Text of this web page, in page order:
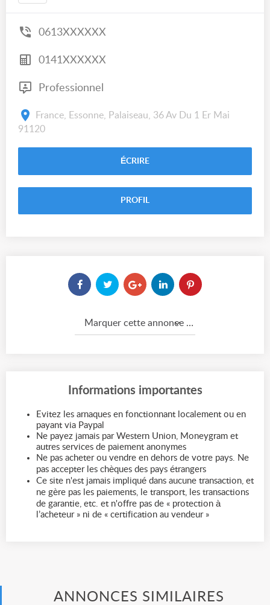
0613XXXXXX
0141XXXXXX
Professionnel
France, Essonne, Palaiseau, 36 Av Du 1 Er Mai
91120
ÉCRIRE
PROFIL
Marquer cette annonce comme...
Informations importantes
Evitez les arnaques en fonctionnant localement ou en
payant via Paypal
Ne payez jamais par Western Union, Moneygram et
autres services de paiement anonymes
Ne pas acheter ou vendre en dehors de votre pays. Ne
pas accepter les chèques des pays étrangers
Ce site n'est jamais impliqué dans aucune transaction, et
ne gère pas les paiements, le transport, les transactions
de garantie, etc. et n'offre pas de « protection à
l’acheteur » ni de « certification au vendeur »
ANNONCES SIMILAIRES